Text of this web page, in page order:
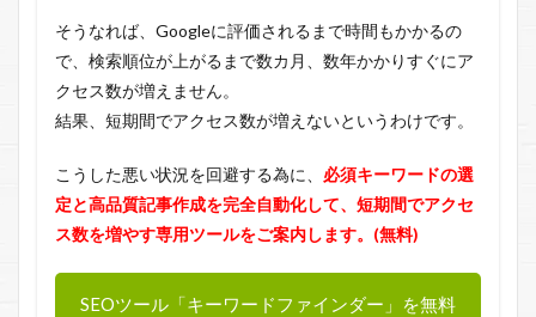
そうなれば、Googleに評価されるまで時間もかかるの
で、検索順位が上がるまで数カ月、数年かかりすぐにア
クセス数が増えません。
結果、短期間でアクセス数が増えないというわけです。
こうした悪い状況を回避する為に、 必須キーワードの選
定と高品質記事作成を完全自動化して、短期間でアクセ
ス数を増やす専用ツールをご案内します。(無料)
SEOツール「キーワードファインダー」を無料